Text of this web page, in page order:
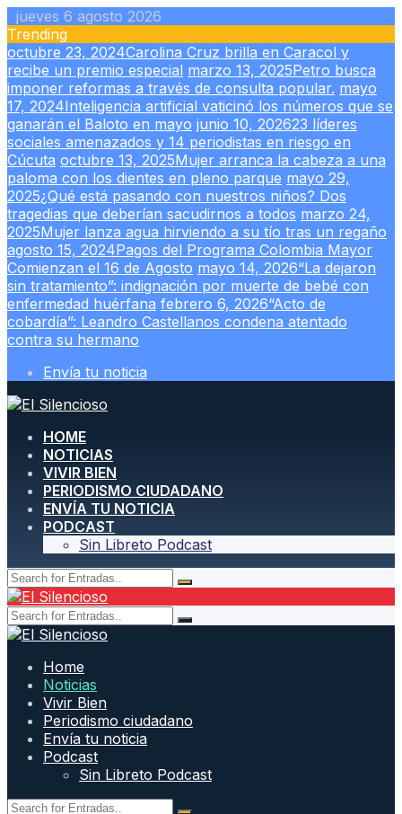
Skip
to
content
jueves 6 agosto 2026
Trending
octubre 23, 2024Carolina Cruz brilla en Caracol y
recibe un premio especial marzo 13, 2025Petro busca
imponer reformas a través de consulta popular. mayo
17, 2024Inteligencia artificial vaticinó los números que se
ganarán el Baloto en mayo junio 10, 202623 líderes
sociales amenazados y 14 periodistas en riesgo en
Cúcuta octubre 13, 2025Mujer arranca la cabeza a una
paloma con los dientes en pleno parque mayo 29,
2025¿Qué está pasando con nuestros niños? Dos
tragedias que deberían sacudirnos a todos marzo 24,
2025Mujer lanza agua hirviendo a su tío tras un regaño
agosto 15, 2024Pagos del Programa Colombia Mayor
Comienzan el 16 de Agosto mayo 14, 2026“La dejaron
sin tratamiento”: indignación por muerte de bebé con
enfermedad huérfana febrero 6, 2026“Acto de
cobardía”: Leandro Castellanos condena atentado
contra su hermano
Envía tu noticia
HOME
NOTICIAS
VIVIR BIEN
PERIODISMO CIUDADANO
ENVÍA TU NOTICIA
PODCAST
Sin Libreto Podcast
Home
Noticias
Vivir Bien
Periodismo ciudadano
Envía tu noticia
Podcast
Sin Libreto Podcast